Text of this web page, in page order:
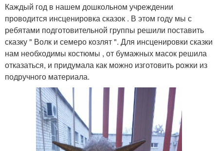
Каждый год в нашем дошкольном учреждении
проводится инсценировка сказок . В этом году мы с
ребятами подготовительной группы решили поставить
сказку " Волк и семеро козлят ". Для инсценировки сказки
нам необходимы костюмы , от бумажных масок решила
отказаться, и придумала как можно изготовить рожки из
подручного материала.